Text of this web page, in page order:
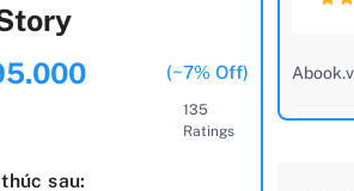
(~7% Off)
135
Ratings
sau: